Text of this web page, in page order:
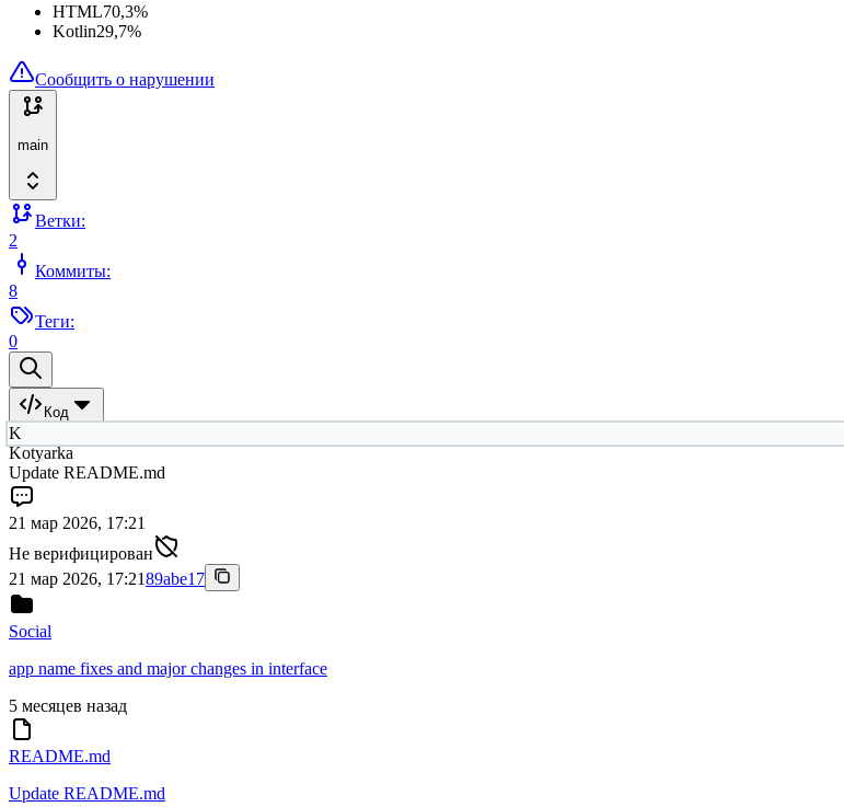
HTML70,3%
Kotlin29,7%
Сообщить о нарушении
main
Ветки:
2
Коммиты:
8
Теги:
0
Код
K
Kotyarka
Update README.md
21 мар 2026, 17:21
Не верифицирован
21 мар 2026, 17:2189abe17
Social
app name fixes and major changes in interface
5 месяцев назад
README.md
Update README.md